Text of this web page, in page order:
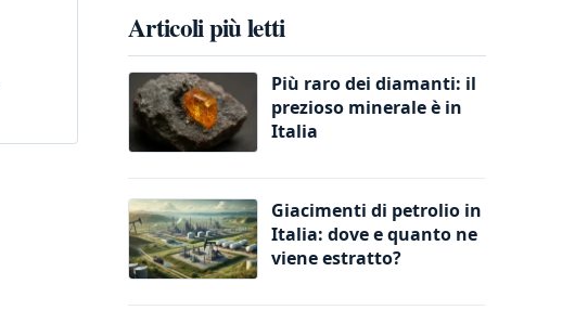
Articoli più letti
Più raro dei diamanti: il
prezioso minerale è in
Italia
Giacimenti di petrolio in
Italia: dove e quanto ne
viene estratto?